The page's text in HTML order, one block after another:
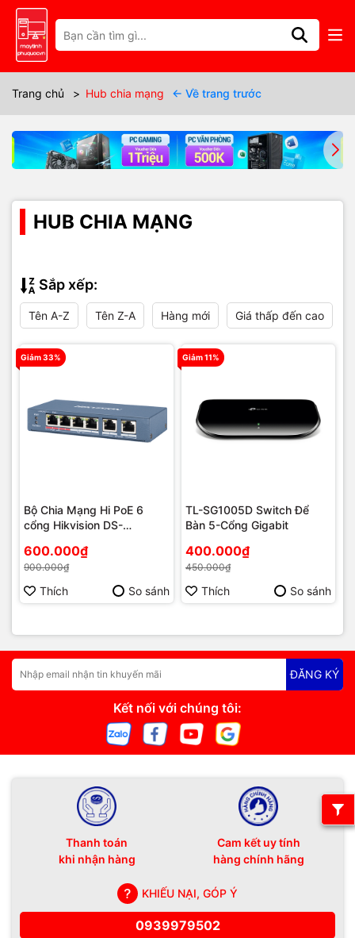
Trang chủ > Hub chia mạng ← Về trang trước
HUB CHIA MẠNG
Sắp xếp:
Tên A-Z Tên Z-A Hàng mới Giá thấp đến cao
Giảm 33%
Bộ Chia Mạng Hi PoE 6
cổng Hikvision DS-
600.000₫
900.000₫
Thích So sánh
Giảm 11%
TL-SG1005D Switch Để
Bàn 5-Cổng Gigabit
400.000₫
450.000₫
Thích So sánh
ĐĂNG KÝ
Kết nối với chúng tôi:
Thanh toán
khi nhận hàng
Cam kết uy tính
hàng chính hãng
KHIẾU NẠI, GÓP Ý
0939979502